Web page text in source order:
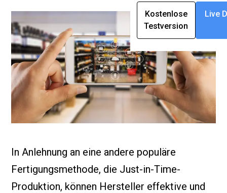
Unternehmen
Ressourcen
Deutsch
Français
Kostenlose
Testversion
Live
In Anlehnung an eine andere populäre
Fertigungsmethode, die Just-in-Time-
Produktion, können Hersteller effektive und